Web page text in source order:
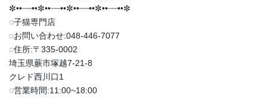
✼••┈┈••✼••┈┈••✼••┈┈••✼••┈┈••✼
◌子猫専門店
◌お問い合わせ:048-446-7077
◌住所:〒335-0002
埼玉県蕨市塚越7-21-8
クレド西川口1
◌営業時間:11:00~18:00